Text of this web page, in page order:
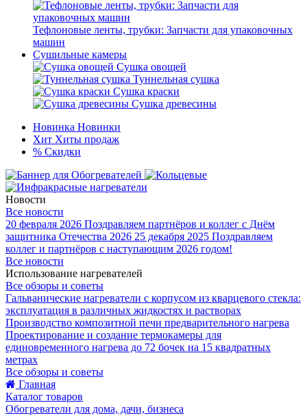
Тефлоновые ленты, трубки: Запчасти для упаковочных
машин
Сушильные камеры
Сушка овощей
Туннельная сушка
Сушка краски
Сушка древесины
Новинка Новинки
Хит Хиты продаж
% Скидки
Новости
Все новости
20 февраля 2026 Поздравляем партнёров и коллег с Днём
защитника Отечества 2026 25 декабря 2025 Поздравляем
коллег и партнёров с наступающим 2026 годом!
Все новости
Использование нагревателей
Все обзоры и советы
Гальванические нагреватели с корпусом из кварцевого стекла:
эксплуатация в различных жидкостях и растворах
Производство композитной печи предварительного нагрева
Проектирование и создание термокамеры для
единовременного нагрева до 72 бочек на 15 квадратных
метрах
Все обзоры и советы
Главная
Каталог товаров
Обогреватели для дома, дачи, бизнеса